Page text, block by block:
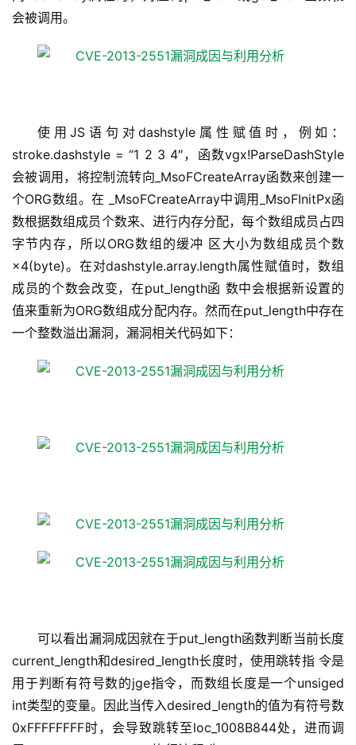
会被调用。
使用JS语句对dashstyle属性赋值时，例如：
stroke.dashstyle = “1 2 3 4″，函数vgx!ParseDashStyle
会被调用，将控制流转向_MsoFCreateArray函数来创建一
个ORG数组。在 _MsoFCreateArray中调用_MsoFInitPx函
数根据数组成员个数来、进行内存分配，每个数组成员占四
字节内存，所以ORG数组的缓冲 区大小为数组成员个数
×4(byte)。在对dashstyle.array.length属性赋值时，数组
成员的个数会改变，在put_length函 数中会根据新设置的
值来重新为ORG数组成分配内存。然而在put_length中存在
一个整数溢出漏洞，漏洞相关代码如下：
可以看出漏洞成因就在于put_length函数判断当前长度
current_length和desired_length长度时，使用跳转指 令是
用于判断有符号数的jge指令，而数组长度是一个unsiged
int类型的变量。因此当传入desired_length的值为有符号数
0xFFFFFFFF时，会导致跳转至loc_1008B844处，进而调